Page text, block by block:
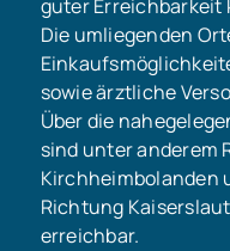
guter Erreichbarkeit
Die umliegenden
sowie ärztliche
Über die
sind unter anderem
Kirchheimbolanden
Richtung
erreichbar.